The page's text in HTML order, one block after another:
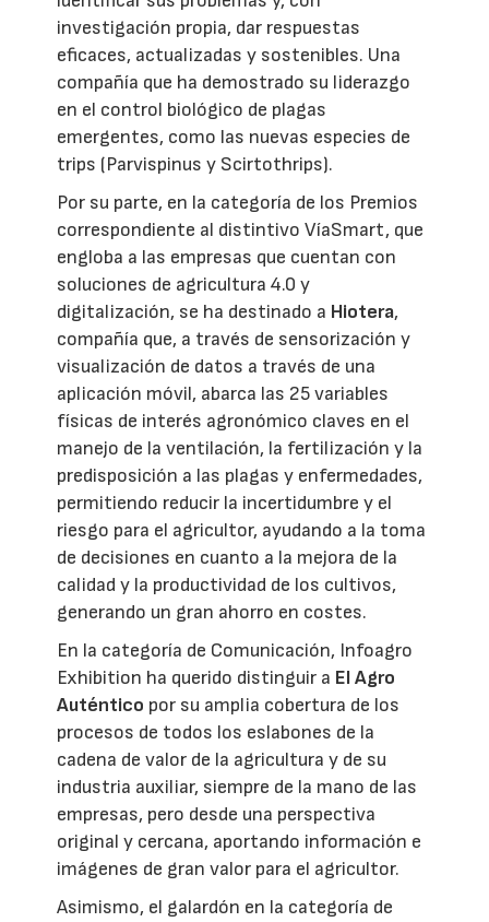
investigación propia, dar respuestas
eficaces, actualizadas y sostenibles. Una
compañía que ha demostrado su liderazgo
en el control biológico de plagas
emergentes, como las nuevas especies de
trips (Parvispinus y Scirtothrips).
Por su parte, en la categoría de los Premios
correspondiente al distintivo VíaSmart, que
engloba a las empresas que cuentan con
soluciones de agricultura 4.0 y
digitalización, se ha destinado a Hiotera,
compañía que, a través de sensorización y
visualización de datos a través de una
aplicación móvil, abarca las 25 variables
físicas de interés agronómico claves en el
manejo de la ventilación, la fertilización y la
predisposición a las plagas y enfermedades,
permitiendo reducir la incertidumbre y el
riesgo para el agricultor, ayudando a la toma
de decisiones en cuanto a la mejora de la
calidad y la productividad de los cultivos,
generando un gran ahorro en costes.
En la categoría de Comunicación, Infoagro
Exhibition ha querido distinguir a El Agro
Auténtico por su amplia cobertura de los
procesos de todos los eslabones de la
cadena de valor de la agricultura y de su
industria auxiliar, siempre de la mano de las
empresas, pero desde una perspectiva
original y cercana, aportando información e
imágenes de gran valor para el agricultor.
Asimismo, el galardón en la categoría de